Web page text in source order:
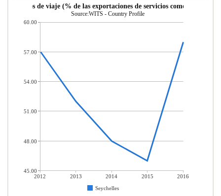
Servicios de viaje (% de las exportaciones de servicios comerciales)
Source:WITS - Country Profile
2012 2013 2014 2015
2016
Seychelles
60.00
57.00
54.00
51.00
48.00
45.00